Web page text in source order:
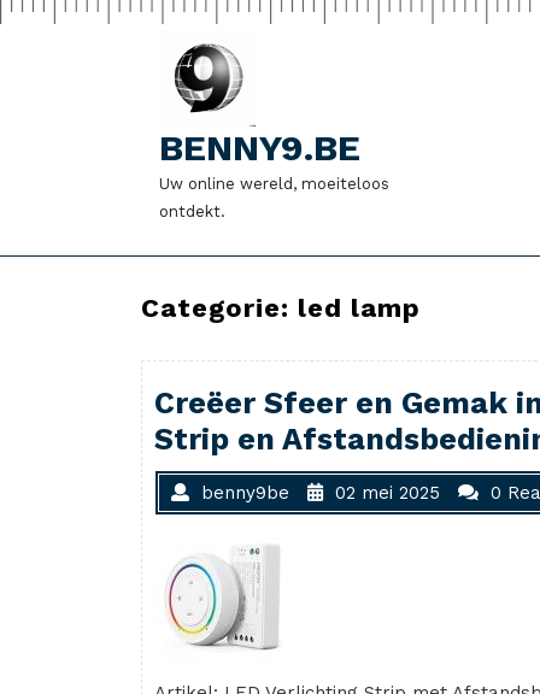
Naar
BENNY9.BE
Uw online wereld, moeiteloos
ontdekt.
Categorie: led lamp
Creëer Sfeer en Gemak
Strip en
benny9be 02 mei 2025 0